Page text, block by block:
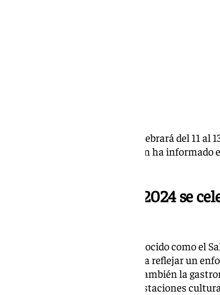
se celebrará del 11 al
Deportiva Rafael Sánchez, según ha informado
El Puerto Asian Fest 2024 se
Este evento, anteriormente conocido como el
adoptado un nuevo nombre para reflejar un
solo el manga y el anime, sino también la
contemporánea y otras manifestaciones